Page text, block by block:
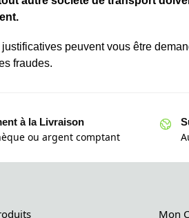
peuvent vous être
fraudes.
à la Livraison
ou argent comptant
Mon